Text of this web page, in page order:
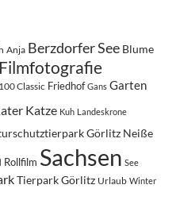
Anja Berzdorfer See Blume
Filmfotografie
Classic Friedhof Gans Garten
Katze Kuh Landeskrone
Görlitz Neiße
Rollfilm Sachsen See
Tierpark Görlitz Urlaub Winter